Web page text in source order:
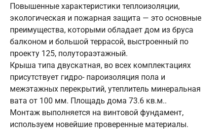
Повышенные характеристики теплоизоляции,
экологическая и пожарная защита — это основные
преимущества, которыми обладает дом из бруса
балконом и большой террасой, выстроенный по
проекту 125, полутораэтажный.
Крыша типа двускатная, во всех комплектациях
присутствует гидро- пароизоляция пола и
межэтажных перекрытий, утеплитель минеральная
вата от 100 мм. Площадь дома 73.6 кв.м..
Монтаж выполняется на винтовой фундамент,
используем новейшие проверенные материалы.